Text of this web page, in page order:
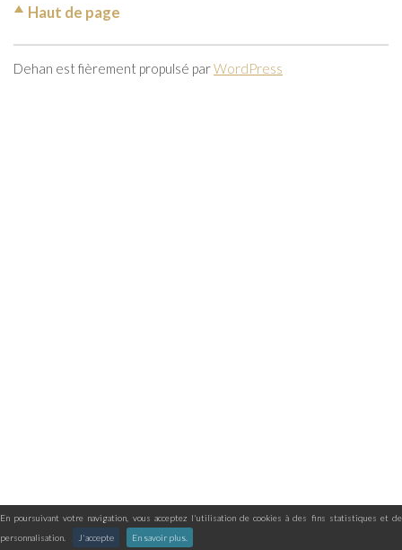
En poursuivant votre navigation, vous acceptez l'utilisation de cookies à des fins statistiques et de
personnalisation.
J'accepte En savoir plus.
Haut de page
Dehan est fièrement propulsé parWordPress